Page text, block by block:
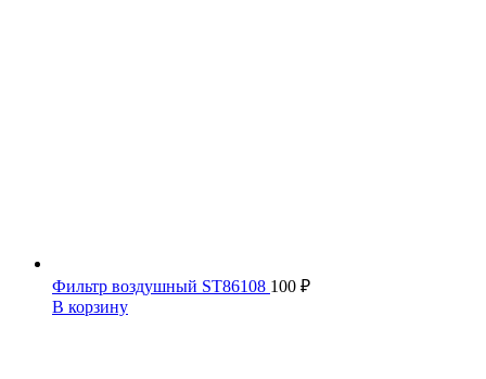
Фильтр воздушный ST86108 100 ₽
В корзину